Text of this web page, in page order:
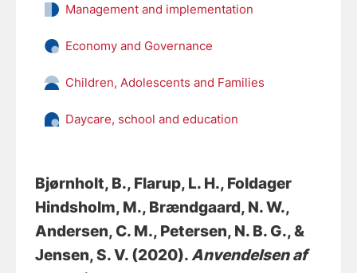
Management and implementation
Economy and Governance
Children, Adolescents and Families
Daycare, school and education
Bjørnholt, B., Flarup, L. H., Foldager
Hindsholm, M., Brændgaard, N. W.,
Andersen, C. M., Petersen, N. B. G., &
Jensen, S. V. (2020).Anvendelsen af